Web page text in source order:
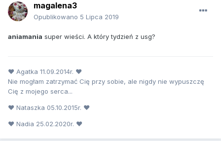
magalena3
Opublikowano 5 Lipca 2019
aniamania super wieści. A który tydzień z usg?
♥ Agatka 11.09.2014r. ♥
Nie mogłam zatrzymać Cię przy sobie, ale nigdy nie wypuszczę
Cię z mojego serca...
♥ Nataszka 05.10.2015r. ♥
♥ Nadia 25.02.2020r. ♥